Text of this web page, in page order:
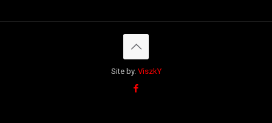
Site by. ViszkY